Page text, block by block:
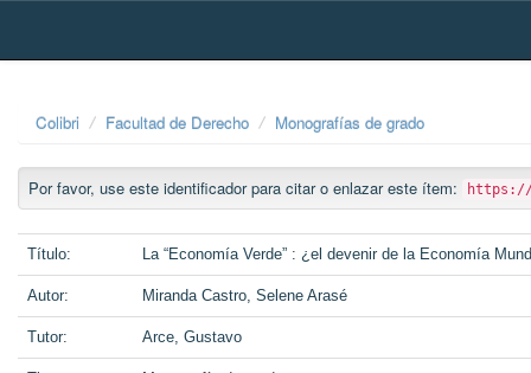
Skip
Colibri Facultad de Derecho Monografías de grado
Por favor, use este identificador para citar o enlazar este ítem: https://
Título: La “Economía Verde” : ¿el devenir de la Economía
Autor: Miranda Castro, Selene Arasé
Tutor: Arce, Gustavo